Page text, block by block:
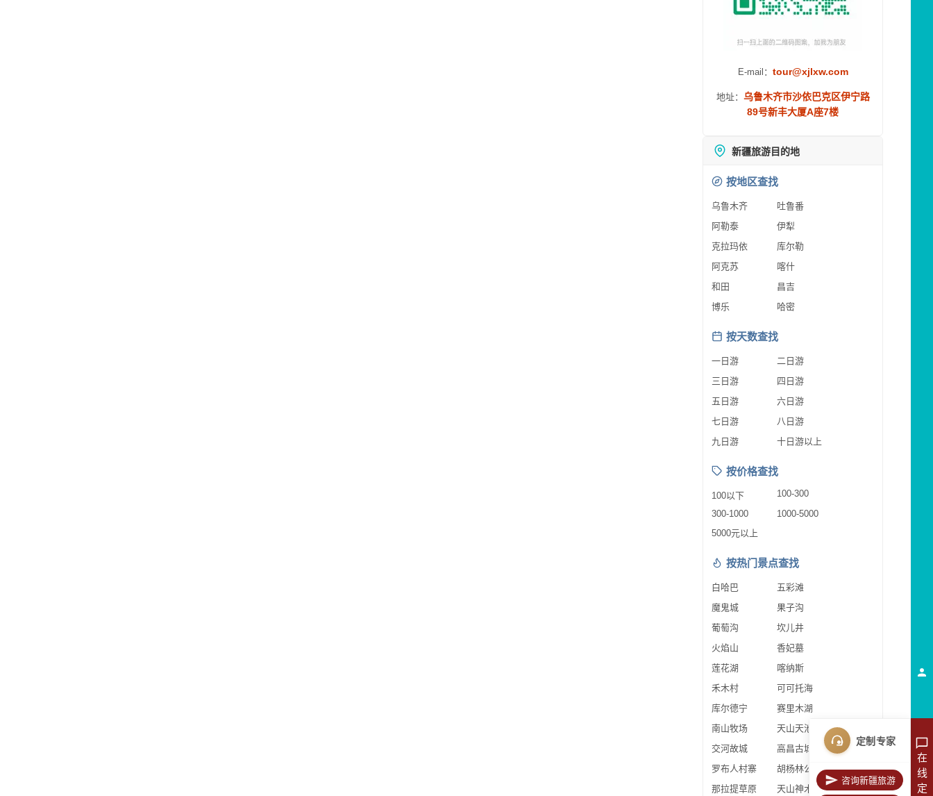
E-mail： tour@xjlxw.com
地址： 乌鲁木齐市沙依巴克区伊宁路
89号新丰大厦A座7楼
新疆旅游目的地
按地区查找
乌鲁木齐
吐鲁番
阿勒泰
伊犁
克拉玛依
库尔勒
阿克苏
喀什
和田
昌吉
博乐
哈密
按天数查找
一日游
二日游
三日游
四日游
五日游
六日游
七日游
八日游
九日游
十日游以上
按价格查找
100以下
100-300
300-1000
1000-5000
5000元以上
按热门景点查找
白哈巴
五彩滩
魔鬼城
果子沟
葡萄沟
坎儿井
火焰山
香妃墓
莲花湖
喀纳斯
禾木村
可可托海
库尔德宁
赛里木湖
南山牧场
天山天池
交河故城
高昌古城
罗布人村寨
胡杨林公园
那拉提草原
天山神木园
在
线
定
定制专家
咨询新疆旅游